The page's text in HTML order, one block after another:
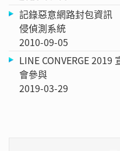
記錄惡意網路封包資訊
侵偵測系統
2010-09-05
LINE CONVERGE
會參與
2019-03-29